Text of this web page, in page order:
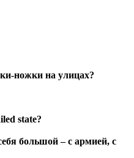
ножки на улицах?
state?
большой – с армией, с